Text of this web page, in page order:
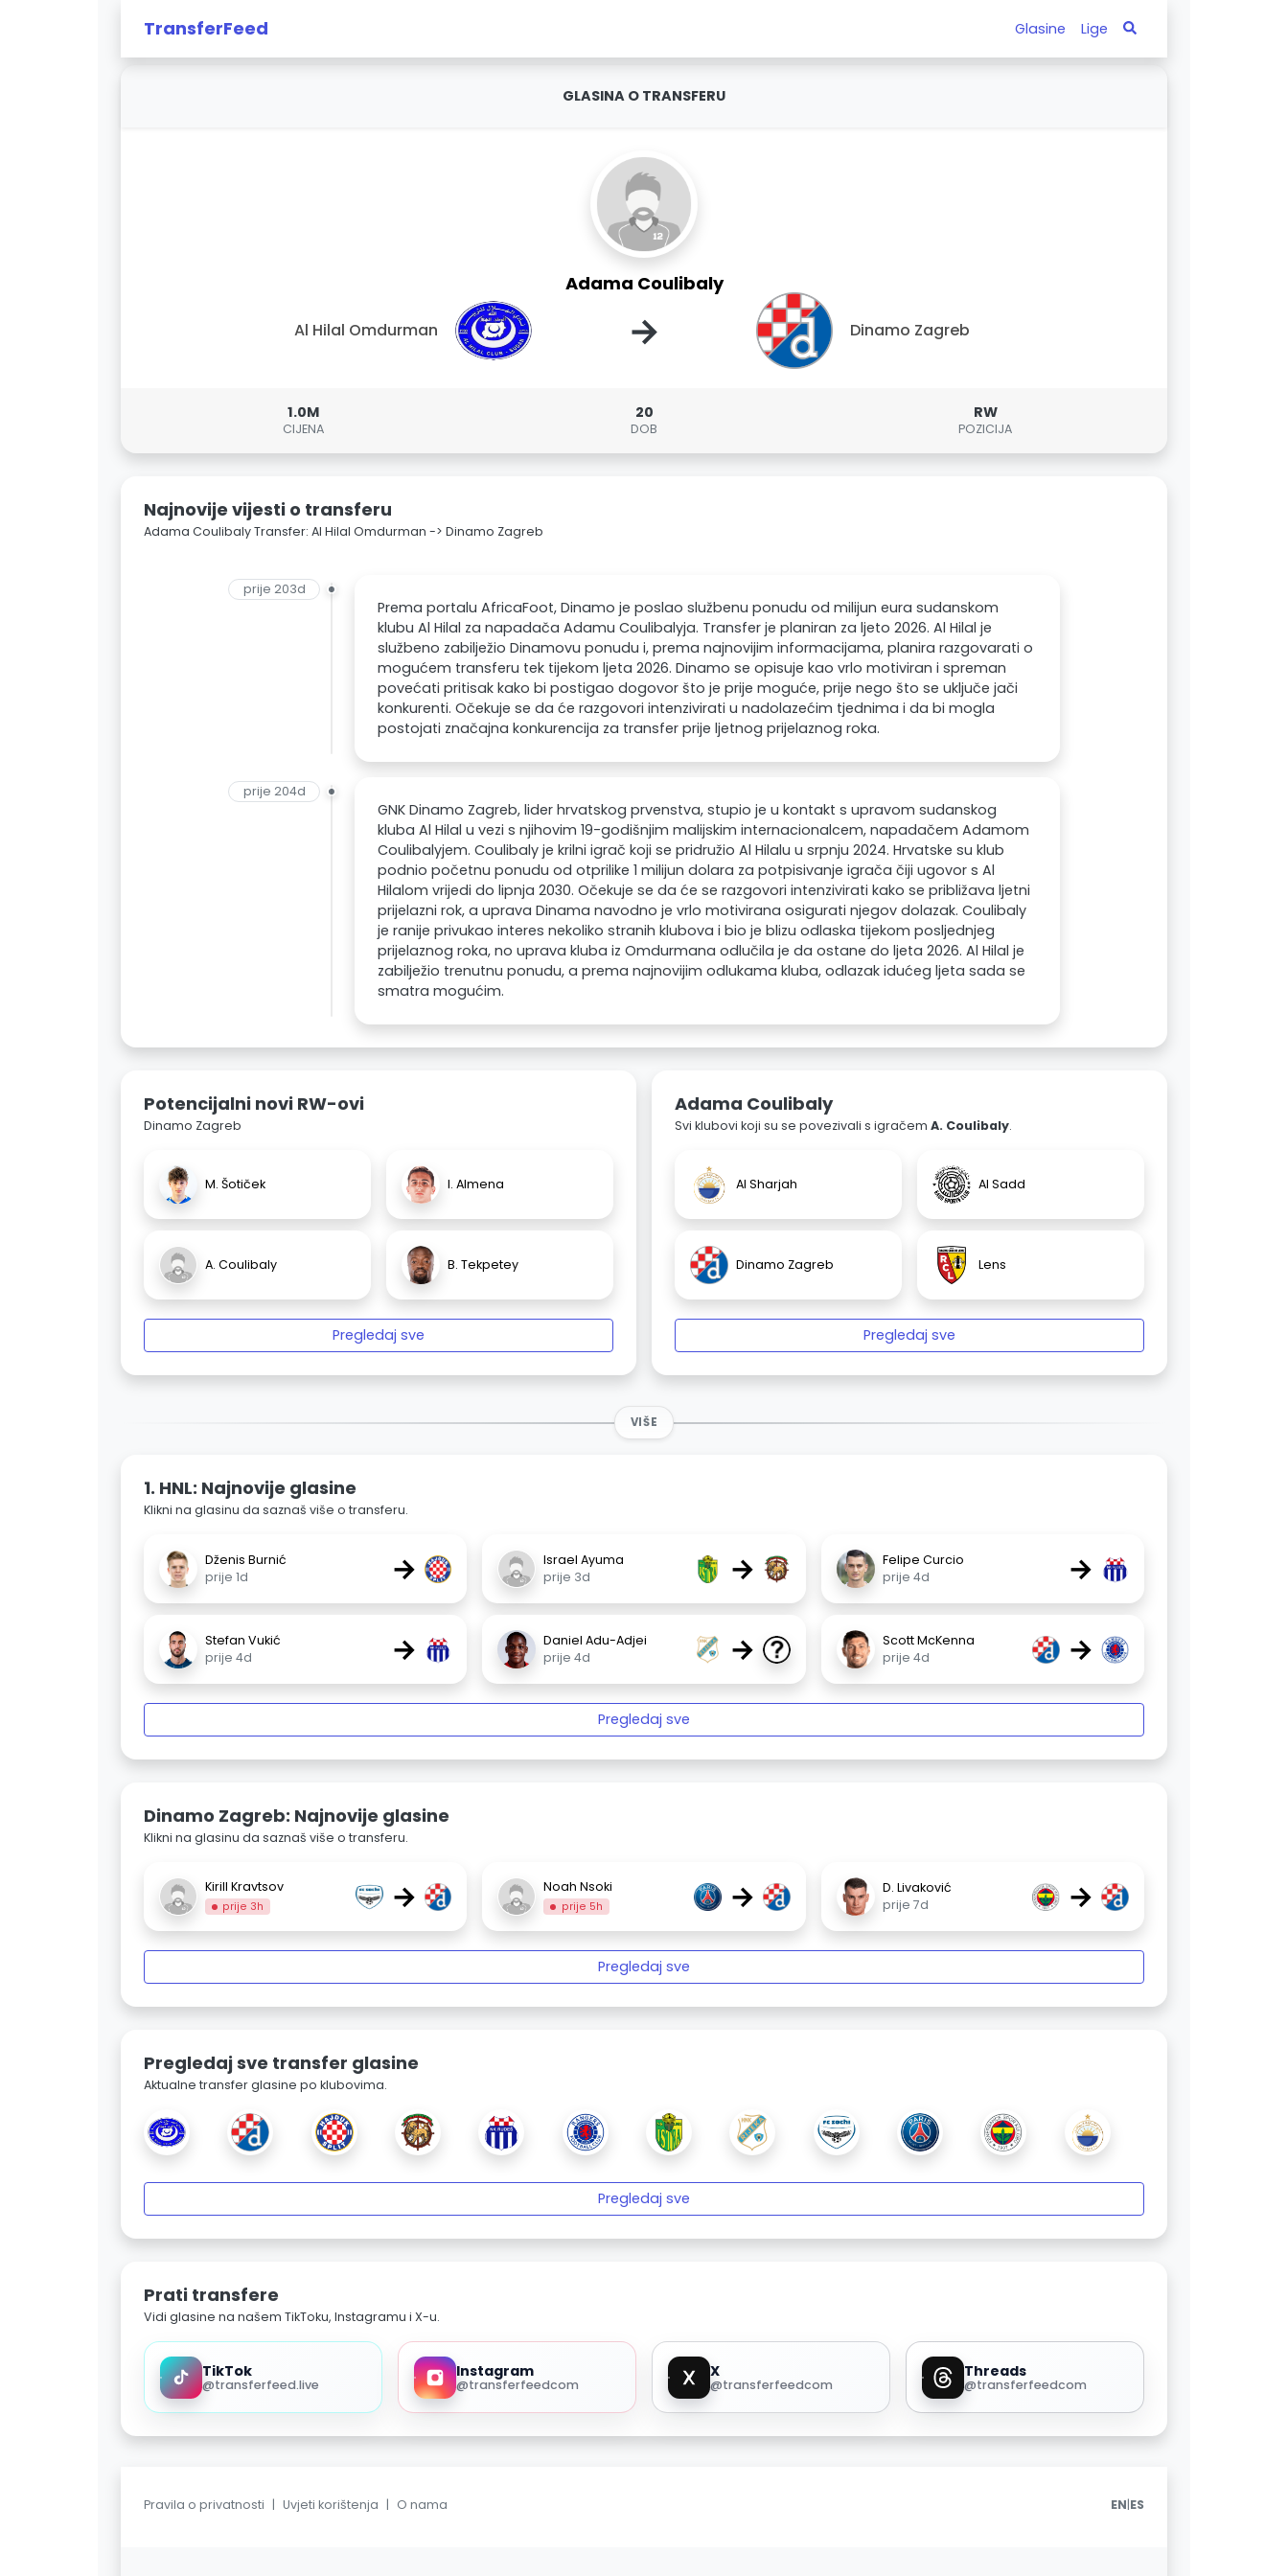
TransferFeed Glasine Lige
GLASINA O TRANSFERU
Adama Coulibaly
Al Hilal Omdurman → Dinamo Zagreb
1.0M
CIJENA
20
DOB
RW
POZICIJA
Najnovije vijesti o transferu
Adama Coulibaly Transfer: Al Hilal Omdurman -> Dinamo Zagreb
prije 203d
Prema portalu AfricaFoot, Dinamo je poslao službenu ponudu od milijun eura sudanskom
klubu Al Hilal za napadača Adamu Coulibalyja. Transfer je planiran za ljeto 2026. Al Hilal je
službeno zabilježio Dinamovu ponudu i, prema najnovijim informacijama, planira razgovarati o
mogućem transferu tek tijekom ljeta 2026. Dinamo se opisuje kao vrlo motiviran i spreman
povećati pritisak kako bi postigao dogovor što je prije moguće, prije nego što se uključe jači
konkurenti. Očekuje se da će razgovori intenzivirati u nadolazećim tjednima i da bi mogla
postojati značajna konkurencija za transfer prije ljetnog prijelaznog roka.
prije 204d
GNK Dinamo Zagreb, lider hrvatskog prvenstva, stupio je u kontakt s upravom sudanskog
kluba Al Hilal u vezi s njihovim 19-godišnjim malijskim internacionalcem, napadačem Adamom
Coulibalyjem. Coulibaly je krilni igrač koji se pridružio Al Hilalu u srpnju 2024. Hrvatske su klub
podnio početnu ponudu od otprilike 1 milijun dolara za potpisivanje igrača čiji ugovor s Al
Hilalom vrijedi do lipnja 2030. Očekuje se da će se razgovori intenzivirati kako se približava ljetni
prijelazni rok, a uprava Dinama navodno je vrlo motivirana osigurati njegov dolazak. Coulibaly
je ranije privukao interes nekoliko stranih klubova i bio je blizu odlaska tijekom posljednjeg
prijelaznog roka, no uprava kluba iz Omdurmana odlučila je da ostane do ljeta 2026. Al Hilal je
zabilježio trenutnu ponudu, a prema najnovijim odlukama kluba, odlazak idućeg ljeta sada se
smatra mogućim.
Potencijalni novi RW-ovi
Dinamo Zagreb
M. Šotiček I. Almena
A. Coulibaly B. Tekpetey
Pregledaj sve
Adama Coulibaly
Svi klubovi koji su se povezivali s igračem A. Coulibaly.
Al Sharjah Al Sadd
Dinamo Zagreb Lens
Pregledaj sve
VIŠE
1. HNL: Najnovije glasine
Klikni na glasinu da saznaš više o transferu.
Dženis Burnić
prije 1d
→
Israel Ayuma
prije 3d
→
Felipe Curcio
prije 4d
→
Stefan Vukić
prije 4d
→
Daniel Adu-Adjei
prije 4d
→
Scott McKenna
prije 4d
→
Pregledaj sve
Dinamo Zagreb: Najnovije glasine
Klikni na glasinu da saznaš više o transferu.
Kirill Kravtsov
prije 3h → Noah Nsoki
prije 5h →
D. Livaković
prije 7d
→
Pregledaj sve
Pregledaj sve transfer glasine
Aktualne transfer glasine po klubovima.
Pregledaj sve
Prati transfere
Vidi glasine na našem TikToku, Instagramu i X-u.
TikTok
@transferfeed.live
Instagram
@transferfeedcom
X
@transferfeedcom
Threads
@transferfeedcom
Pravila o privatnosti | Uvjeti korištenja | O nama EN|ES